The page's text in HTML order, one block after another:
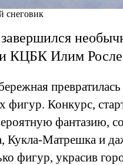
снеговик
КЦБК Илим
фигур. Конкурс,
фантазию,
Кукла-Матрешка и
фигур, украсив